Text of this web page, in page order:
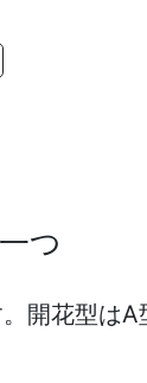
つ
開花型は